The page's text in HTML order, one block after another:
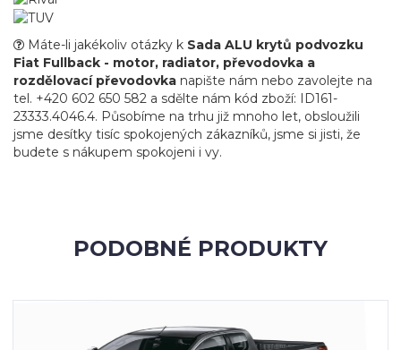
Máte-li jakékoliv otázky k Sada ALU krytů podvozku
Fiat Fullback - motor, radiator, převodovka a
rozdělovací převodovka napište nám nebo zavolejte na
tel. +420 602 650 582 a sdělte nám kód zboží: ID161-
23333.4046.4. Působíme na trhu již mnoho let, obsloužili
jsme desítky tisíc spokojených zákazníků, jsme si jisti, že
budete s nákupem spokojeni i vy.
PODOBNÉ PRODUKTY